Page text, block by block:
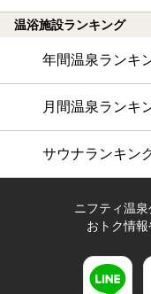
温浴施設ランキング
年間温泉ランキ
月間温泉ランキ
サウナランキン
ニフティ温
おトク情